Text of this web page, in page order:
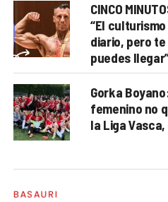
CINCO
“El
diario, pero
puedes
Gorka
femenino no
la Liga
BASAURI